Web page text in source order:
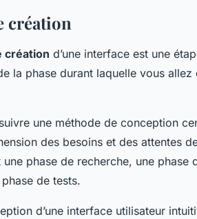
création
création d’une interface est une
la phase durant laquelle vous
une méthode de conception
des besoins et des attentes
phase de recherche, une phase
de tests.
d’une interface utilisateur